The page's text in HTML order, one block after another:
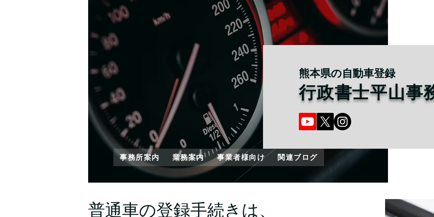
事務所案内 業務案内 事業者様向け 関連ブログ
熊本県の自動車登録
行政書士平山事
普通車の登録手続きは、